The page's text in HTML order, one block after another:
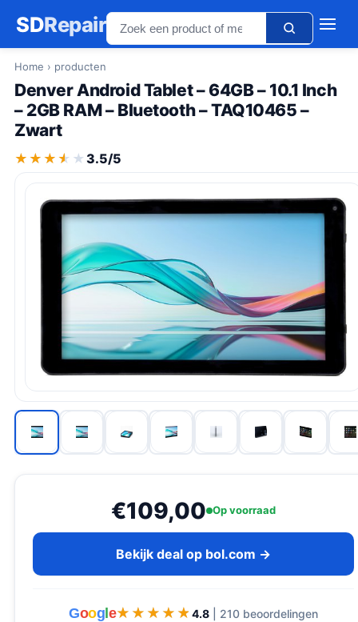
SDRepair
Home › producten
Denver Android Tablet – 64GB – 10.1 Inch
– 2GB RAM – Bluetooth – TAQ10465 –
Zwart
★★★★★
★★★★★ 3.5/5
€109,00 Op voorraad
Bekijk deal op bol.com →
Google★★★★★
★★★★★ 4.8 | 210 beoordelingen